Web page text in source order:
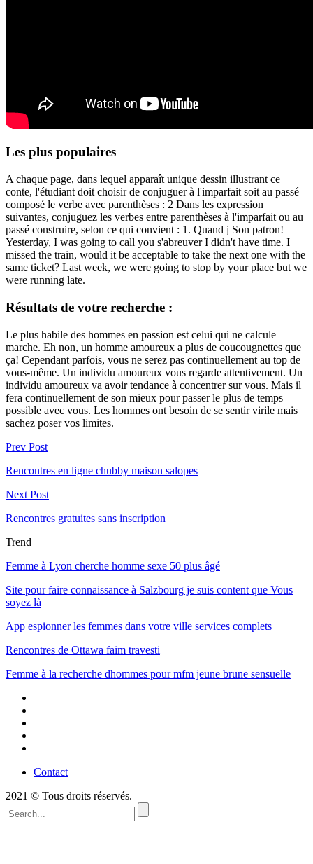
Les plus populaires
A chaque page, dans lequel apparaît unique dessin illustrant ce
conte, l'étudiant doit choisir de conjuguer à l'imparfait soit au passé
composé le verbe avec parenthèses : 2 Dans les expression
suivantes, conjuguez les verbes entre parenthèses à l'imparfait ou au
passé construire, selon ce qui convient : 1. Quand j Son patron!
Yesterday, I was going to call you s'abreuver I didn't have time. I
missed the train, would it be acceptable to take the next one with the
same ticket? Last week, we were going to stop by your place but we
were running late.
Résultats de votre recherche :
Le plus habile des hommes en passion est celui qui ne calcule
marche. Eh non, un homme amoureux a plus de coucougnettes que
ça! Cependant parfois, vous ne serez pas continuellement au top de
vous-même. Un individu amoureux vous regarde attentivement. Un
individu amoureux va avoir tendance à concentrer sur vous. Mais il
fera continuellement de son mieux pour passer le plus de temps
possible avec vous. Les hommes ont besoin de se sentir virile mais
sachez poser vos limites.
Prev Post
Rencontres en ligne chubby maison salopes
Next Post
Rencontres gratuites sans inscription
Trend
Femme à Lyon cherche homme sexe 50 plus âgé
Site pour faire connaissance à Salzbourg je suis content que Vous
soyez là
App espionner les femmes dans votre ville services complets
Rencontres de Ottawa faim travesti
Femme à la recherche dhommes pour mfm jeune brune sensuelle
Contact
2021 © Tous droits réservés.